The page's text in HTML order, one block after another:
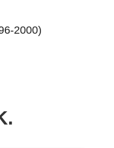
2000)